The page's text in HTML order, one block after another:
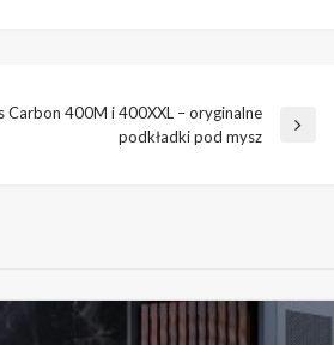
Carbon 400M i 400XXL – oryginalne
podkładki pod mysz